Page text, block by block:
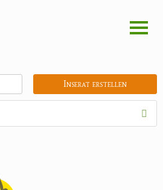
Inserat erstellen